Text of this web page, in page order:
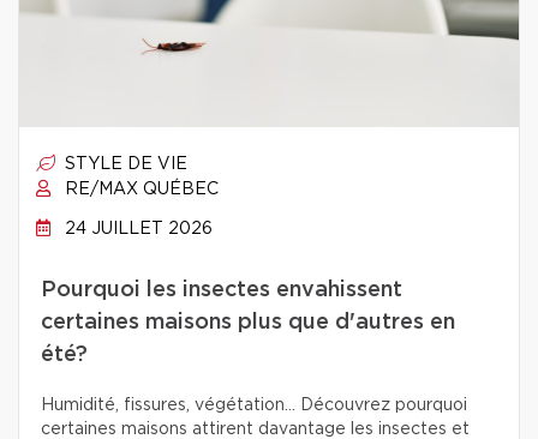
STYLE DE VIE
RE/MAX QUÉBEC
24 JUILLET 2026
Pourquoi les insectes envahissent
certaines maisons plus que d'autres en
été?
Humidité, fissures, végétation… Découvrez pourquoi
certaines maisons attirent davantage les insectes et